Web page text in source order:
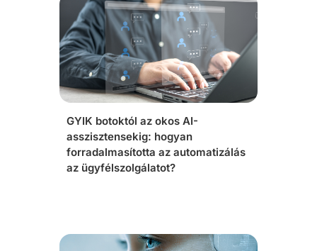
GYIK botoktól az okos AI-
asszisztensekig: hogyan
forradalmasította az automatizálás
az ügyfélszolgálatot?